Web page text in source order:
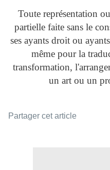
Toute représentation
partielle faite sans le
ses ayants droit ou
même pour la
transformation,
un art ou un
Partager cet article